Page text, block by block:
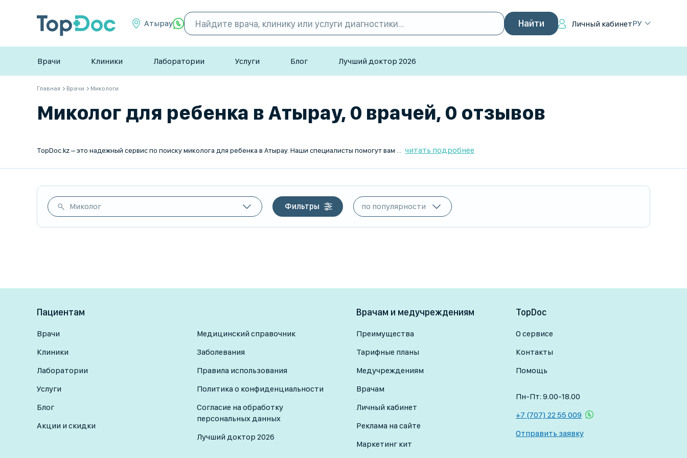
Атырау Личный кабинетРУ
Врачи Клиники Лаборатории Услуги Блог Лучший доктор 2026
Главная Врачи Микологи
Миколог для ребенка в Атырау, 0 врачей, 0 отзывов
читать подробнее
Миколог Фильтры
Пациентам
Врачи
Клиники
Лаборатории
Услуги
Блог
Акции и скидки
Медицинский справочник
Заболевания
Правила использования
Политика о конфиденциальности
Согласие на обработку
персональных данных
Лучший доктор 2026
Врачам и медучреждениям
Преимущества
Тарифные планы
Медучреждениям
Врачам
Личный кабинет
Реклама на сайте
Маркетинг кит
TopDoc
О сервисе
Контакты
Помощь
Пн-Пт: 9.00-18.00
+7 (707) 22 55 009
Отправить заявку